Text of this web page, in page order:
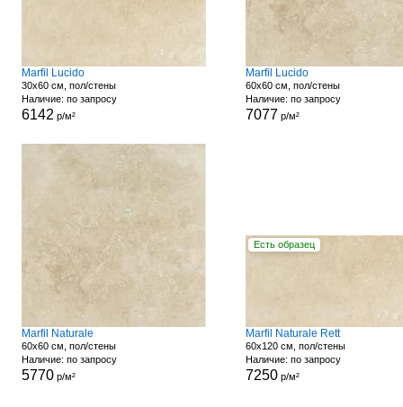
Marfil Lucido
30x60 см, пол/стены
Наличие: по запросу
6142 р/м²
Marfil Lucido
60x60 см, пол/стены
Наличие: по запросу
7077 р/м²
Marfil Naturale
60x60 см, пол/стены
Наличие: по запросу
5770р/м²
Есть образец
Marfil Naturale Rett
60x120 см, пол/стены
Наличие: по запросу
7250р/м²